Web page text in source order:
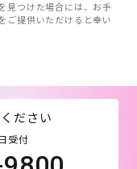
見つけた場合には、お手
ご提供いただけると幸い
ださい
受付